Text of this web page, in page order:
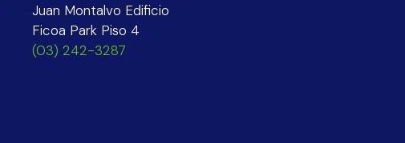
Juan Montalvo Edificio
Ficoa Park Piso 4
(03) 242-3287